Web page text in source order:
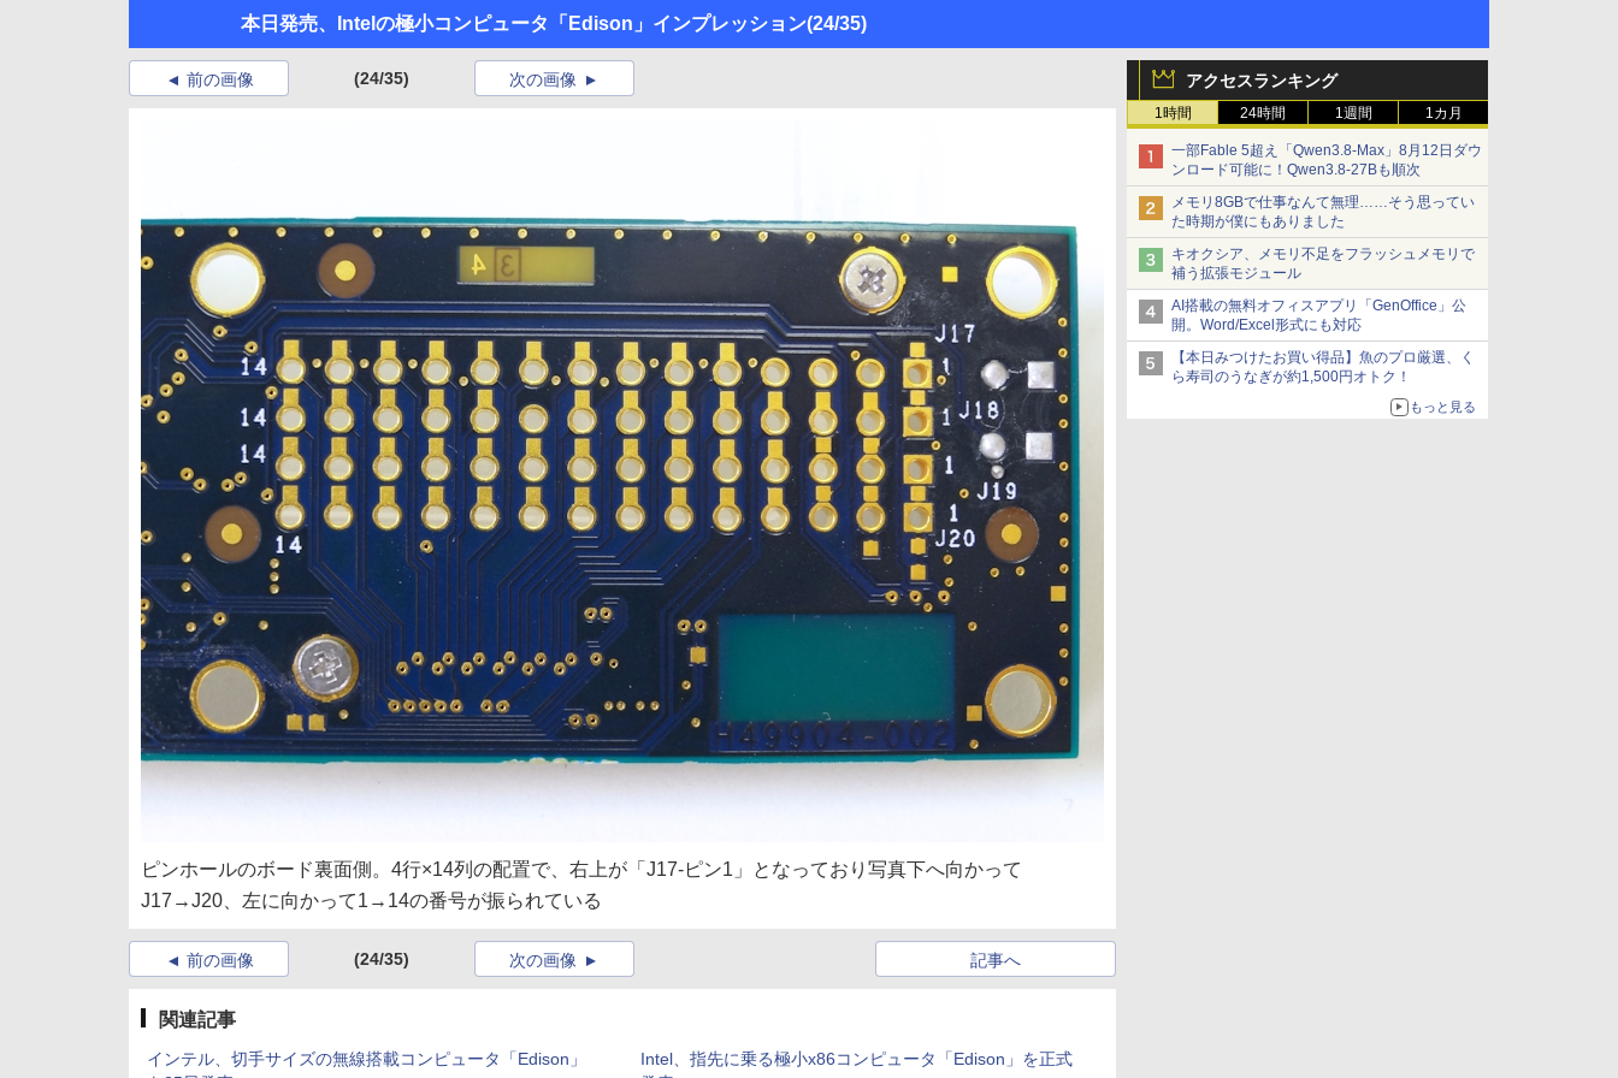
本日発売、Intelの極小コンピュータ「Edison」インプレッション(24/35)
アクセスランキング
1時間 24時間 1週間 1カ月
一部Fable 5超え「Qwen3.8-Max」8月12日ダウ
ンロード可能に！Qwen3.8-27Bも順次
メモリ8GBで仕事なんて無理……そう思ってい
た時期が僕にもありました
キオクシア、メモリ不足をフラッシュメモリで
補う拡張モジュール
AI搭載の無料オフィスアプリ「GenOffice」公
開。Word/Excel形式にも対応
【本日みつけたお買い得品】魚のプロ厳選、く
ら寿司のうなぎが約1,500円オトク！
もっと見る
前の画像 (24/35) 次の画像
ピンホールのボード裏面側。4行×14列の配置で、右上が「J17-ピン1」となっており写真下へ向かって
J17→J20、左に向かって1→14の番号が振られている
前の画像 (24/35) 記事へ
次の画像
関連記事
インテル、切手サイズの無線搭載コンピュータ「Edison」
Intel、指先に乗る極小x86コンピュータ「Edison」を正式